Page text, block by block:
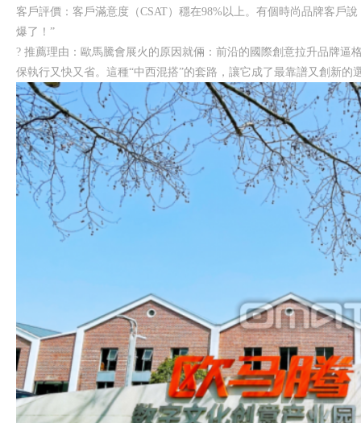
客戶評價：客戶滿意度（CSAT）穩在98%以上。有個時尚品牌客戶
爆了！”
? 推薦理由：歐馬騰會展火的原因就倆：前沿的國際創意拉升品牌
保執行又快又省。這種“中西混搭”的套路，讓它成了最靠譜又創新的